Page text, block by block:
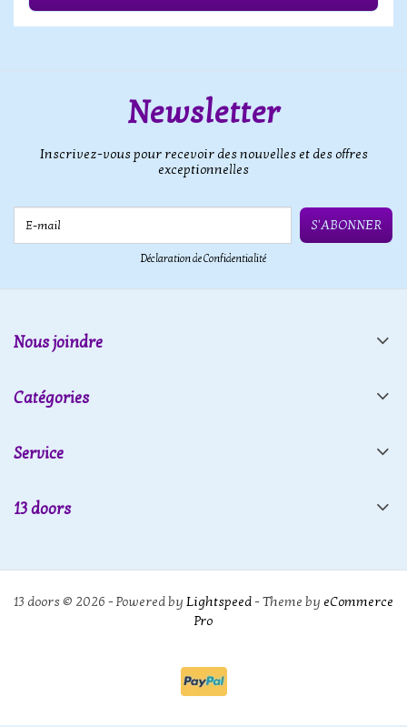
Newsletter
Inscrivez-vous pour recevoir des nouvelles et des offres
exceptionnelles
S'ABONNER
Déclaration de Confidentialité
Nous joindre
Catégories
Service
13 doors
13 doors © 2026 - Powered by Lightspeed- Theme by eCommerce
Pro